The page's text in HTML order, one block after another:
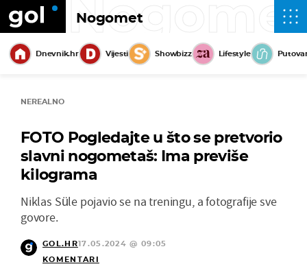
Nogomet
Dnevnik.hr Vijesti Showbizz Lifestyle
NEREALNO
FOTO Pogledajte u što se pretvorio
slavni nogometaš: Ima previše
kilograma
Niklas Süle pojavio se na treningu, a fotografije sve
govore.
GOL.HR17.05.2024 @ 09:05
KOMENTARI